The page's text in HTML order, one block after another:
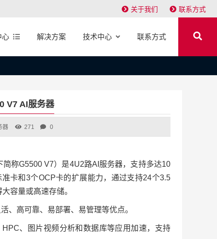
关于我们 联系方式
心 解决方案 技术中心 联系方式
V7 AI服务器
器 271 0
简称G5500 V7）是4U2路AI服务器，支持多达10
卡和3个OCP卡的扩展能力，通过支持24个3.5
容量或高速存储。
、高可靠、易部署、易管理等优点。
、图片视频分析和数据库等应用加速，支持